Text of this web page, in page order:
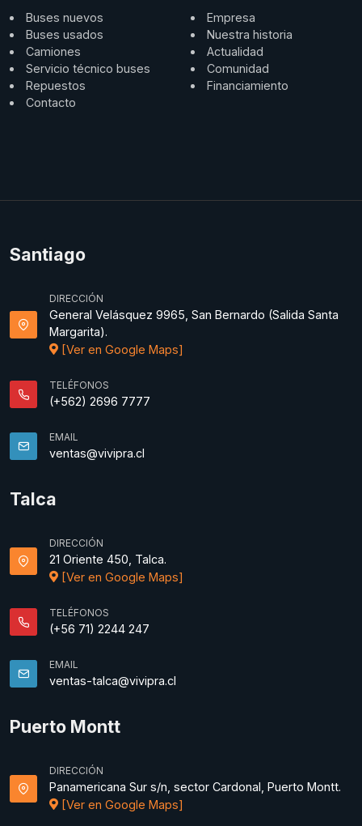
Buses nuevos
Buses usados
Camiones
Servicio técnico buses
Repuestos
Contacto
Empresa
Nuestra historia
Actualidad
Comunidad
Financiamiento
Santiago
DIRECCIÓN
General Velásquez 9965, San Bernardo (Salida Santa
Margarita).
[Ver en Google Maps]
TELÉFONOS
(+562) 2696 7777
EMAIL
ventas@vivipra.cl
Talca
DIRECCIÓN
21 Oriente 450, Talca.
[Ver en Google Maps]
TELÉFONOS
(+56 71) 2244 247
EMAIL
ventas-talca@vivipra.cl
Puerto Montt
DIRECCIÓN
Panamericana Sur s/n, sector Cardonal, Puerto Montt.
[Ver en Google Maps]